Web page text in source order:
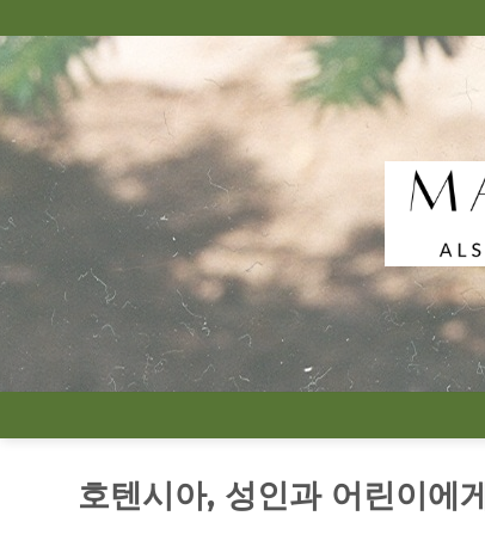
to
content
호텐시아, 성인과 어린이에